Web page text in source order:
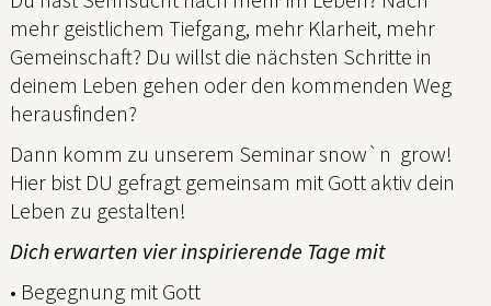
mehr geistlichem Tiefgang, mehr Klarheit, mehr
Gemeinschaft? Du willst die nächsten Schritte in
deinem Leben gehen oder den kommenden Weg
herausfinden?
Dann komm zu unserem Seminar snow`n grow!
Hier bist DU gefragt gemeinsam mit Gott aktiv dein
Leben zu gestalten!
Dich erwarten vier inspirierende Tage mit
­• Begegnung mit Gott